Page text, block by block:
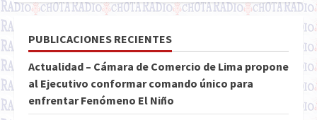
PUBLICACIONES RECIENTES
Actualidad – Cámara de Comercio de Lima propone
al Ejecutivo conformar comando único para
enfrentar Fenómeno El Niño